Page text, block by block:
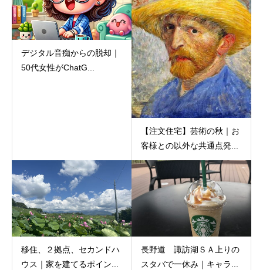
デジタル音痴からの脱却｜
50代女性がChatG...
【注文住宅】芸術の秋｜お
客様との以外な共通点発...
移住、２拠点、セカンドハ
ウス｜家を建てるポイン...
長野道 諏訪湖ＳＡ上りの
スタバで一休み｜キャラ...